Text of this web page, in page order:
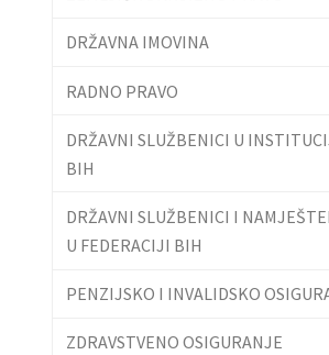
DRŽAVNA IMOVINA
RADNO PRAVO
DRŽAVNI SLUŽBENICI U
BIH
DRŽAVNI SLUŽBENICI I
U FEDERACIJI BIH
PENZIJSKO I INVALIDSKO
ZDRAVSTVENO OSIGURANJE